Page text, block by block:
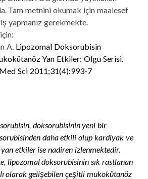
Tam metnini okumak için maalesef
yapmanız gerekmekte.
A. Lipozomal Doksorubisin
Yan Etkiler: Olgu Serisi.
Sci 2011;31(4):993-7
doksorubisinin yeni bir
daha etkili olup kardiyak ve
etkiler ise nadiren izlenmektedir.
lipozomal doksorubisinin sık rastlanan
olarak gelişebilen çeşitli mukokütanöz